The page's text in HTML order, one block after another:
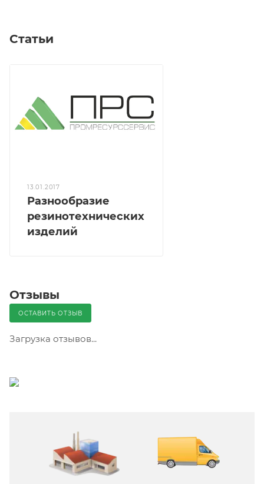
Статьи
13.01.2017
Разнообразие
резинотехнических
изделий
Отзывы
ОСТАВИТЬ ОТЗЫВ
Загрузка отзывов...